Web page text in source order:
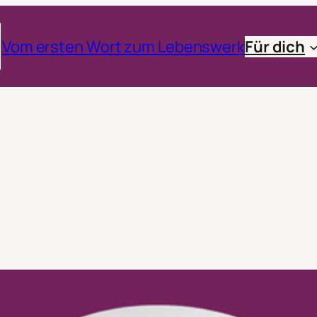
Vom ersten Wort zum LebenswerkFür dich